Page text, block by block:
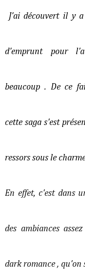
J'ai découvert il y
d'emprunt pour
beaucoup . De ce
cette saga s'est
ressors sous le
En effet, c'est dans
des ambiances
dark romance , qu'on